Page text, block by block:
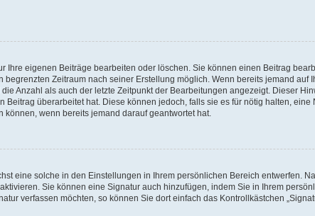
Ihre eigenen Beiträge bearbeiten oder löschen. Sie können einen Beitrag
Zeitraum nach seiner Erstellung möglich. Wenn bereits jemand auf
Anzahl als auch der letzte Zeitpunkt der Bearbeitungen angezeigt. Dieser
überarbeitet hat. Diese können jedoch, falls sie es für nötig halten,
wenn bereits jemand darauf geantwortet hat.
eine solche in den Einstellungen in Ihrem persönlichen Bereich entwerfen.
Sie können eine Signatur auch hinzufügen, indem Sie in Ihrem
verfassen möchten, so können Sie dort einfach das Kontrollkästchen